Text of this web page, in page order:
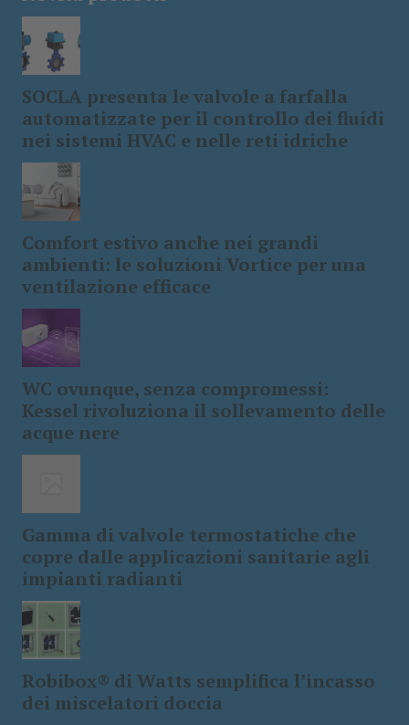
SOCLA presenta le valvole a farfalla
automatizzate per il controllo dei fluidi
nei sistemi HVAC e nelle reti idriche
Comfort estivo anche nei grandi
ambienti: le soluzioni Vortice per una
ventilazione efficace
WC ovunque, senza compromessi:
Kessel rivoluziona il sollevamento delle
acque nere
Gamma di valvole termostatiche che
copre dalle applicazioni sanitarie agli
impianti radianti
Robibox® di Watts semplifica l’incasso
dei miscelatori doccia